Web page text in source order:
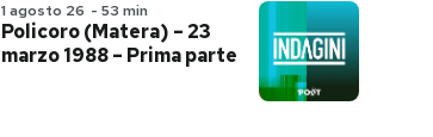
1 agosto 26 - 53 min
Policoro (Matera) – 23
marzo 1988 – Prima parte